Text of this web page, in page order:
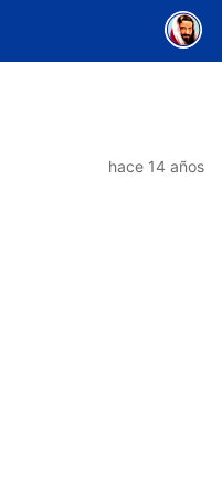
hace 14 años